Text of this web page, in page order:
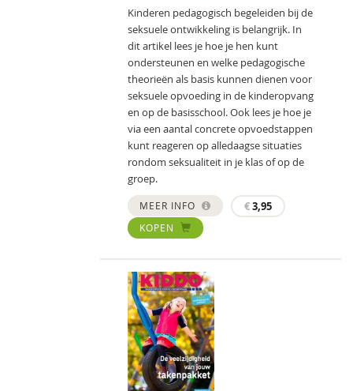
Kinderen pedagogisch begeleiden bij de
seksuele ontwikkeling is belangrijk. In
dit artikel lees je hoe je hen kunt
ondersteunen en welke pedagogische
theorieën als basis kunnen dienen voor
seksuele opvoeding in de kinderopvang
en op de basisschool. Ook lees je hoe je
via een aantal concrete opvoedstappen
kunt reageren op alledaagse situaties
rondom seksualiteit in je klas of op de
groep.
MEER INFO €3,95
KOPEN